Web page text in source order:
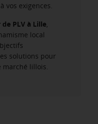
vos exigences.
PLV à Lille,
local
solutions pour
lillois.